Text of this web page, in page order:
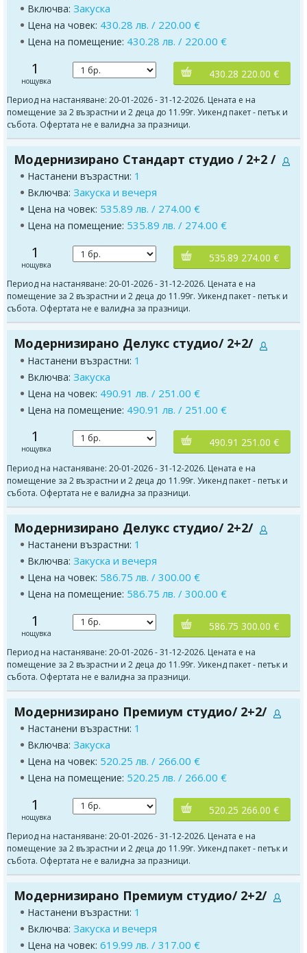
Включва: Закуска
Цена на човек: 430.28 лв. / 220.00 €
Цена на помещение: 430.28 лв. / 220.00 €
1
нощувка
430.28 220.00 €
Период на настаняване: 20-01-2026 - 31-12-2026. Цената е на
помещение за 2 възрастни и 2 деца до 11.99г. Уикенд пакет - петък и
събота. Офертата не е валидна за празници.
Модернизирано Стандарт студио / 2+2 /
Настанени възрастни: 1
Включва: Закуска и вечеря
Цена на човек: 535.89 лв. / 274.00 €
Цена на помещение: 535.89 лв. / 274.00 €
1
нощувка
535.89 274.00 €
Период на настаняване: 20-01-2026 - 31-12-2026. Цената е на
помещение за 2 възрастни и 2 деца до 11.99г. Уикенд пакет - петък и
събота. Офертата не е валидна за празници.
Модернизирано Делукс студио/ 2+2/
Настанени възрастни: 1
Включва: Закуска
Цена на човек: 490.91 лв. / 251.00 €
Цена на помещение: 490.91 лв. / 251.00 €
1
нощувка
490.91 251.00 €
Период на настаняване: 20-01-2026 - 31-12-2026. Цената е на
помещение за 2 възрастни и 2 деца до 11.99г. Уикенд пакет - петък и
събота. Офертата не е валидна за празници.
Модернизирано Делукс студио/ 2+2/
Настанени възрастни: 1
Включва: Закуска и вечеря
Цена на човек: 586.75 лв. / 300.00 €
Цена на помещение: 586.75 лв. / 300.00 €
1
нощувка
586.75 300.00 €
Период на настаняване: 20-01-2026 - 31-12-2026. Цената е на
помещение за 2 възрастни и 2 деца до 11.99г. Уикенд пакет - петък и
събота. Офертата не е валидна за празници.
Модернизирано Премиум студио/ 2+2/
Настанени възрастни: 1
Включва: Закуска
Цена на човек: 520.25 лв. / 266.00 €
Цена на помещение: 520.25 лв. / 266.00 €
1
нощувка
520.25 266.00 €
Период на настаняване: 20-01-2026 - 31-12-2026. Цената е на
помещение за 2 възрастни и 2 деца до 11.99г. Уикенд пакет - петък и
събота. Офертата не е валидна за празници.
Модернизирано Премиум студио/ 2+2/
Настанени възрастни: 1
Включва: Закуска и вечеря
Цена на човек: 619.99 лв. / 317.00 €